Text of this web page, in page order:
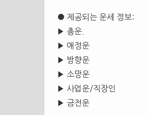
● 제공되는 운세 정보:
▶ 총운.
▶ 애정운
▶ 방향운
▶ 소망운
▶ 사업운/직장인
▶ 금전운